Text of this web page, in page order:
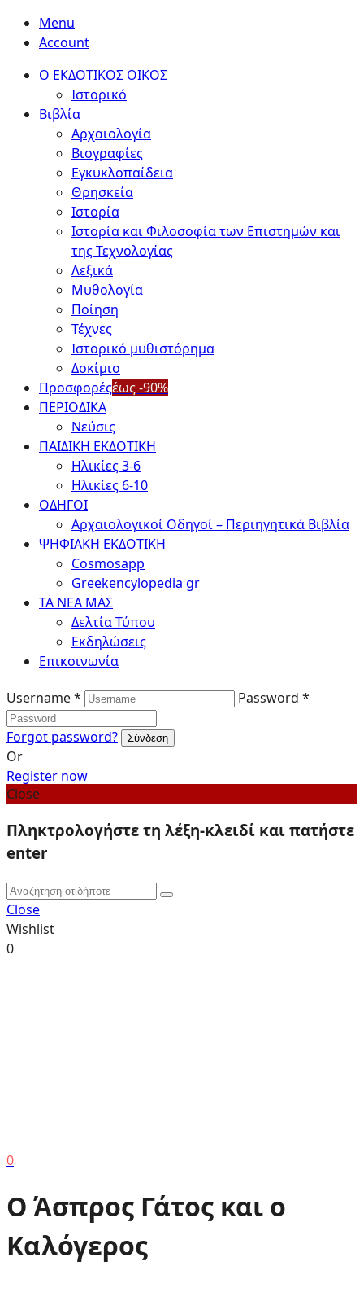
Menu
Account
Ο ΕΚΔΟΤΙΚΟΣ ΟΙΚΟΣ
Ιστορικό
Βιβλία
Αρχαιολογία
Βιογραφίες
Εγκυκλοπαίδεια
Θρησκεία
Ιστορία
Ιστορία και Φιλοσοφία των Επιστημών και
της Τεχνολογίας
Λεξικά
Μυθολογία
Ποίηση
Τέχνες
Ιστορικό μυθιστόρημα
Δοκίμιο
Προσφορέςέως -90%
ΠΕΡΙΟΔΙΚΑ
Νεύσις
ΠΑΙΔΙΚΗ ΕΚΔΟΤΙΚΗ
Ηλικίες 3-6
Ηλικίες 6-10
ΟΔΗΓΟΙ
Αρχαιολογικοί Οδηγοί – Περιηγητικά Βιβλία
ΨΗΦΙΑΚΗ ΕΚΔΟΤΙΚΗ
Cosmosapp
Greekencylopedia gr
ΤΑ ΝΕΑ ΜΑΣ
Δελτία Τύπου
Εκδηλώσεις
Επικοινωνία
Username * Password *
Forgot password?
Or
Register now
Close
Πληκτρολογήστε τη λέξη-κλειδί και πατήστε
enter
Close
Wishlist
0
0
Ο Άσπρος Γάτος και ο
Καλόγερος